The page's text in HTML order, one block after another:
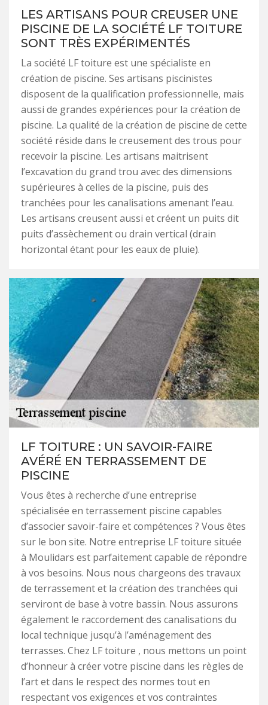
LES ARTISANS POUR CREUSER UNE
PISCINE DE LA SOCIÉTÉ LF TOITURE
SONT TRÈS EXPÉRIMENTÉS
La société LF toiture est une spécialiste en
création de piscine. Ses artisans piscinistes
disposent de la qualification professionnelle, mais
aussi de grandes expériences pour la création de
piscine. La qualité de la création de piscine de cette
société réside dans le creusement des trous pour
recevoir la piscine. Les artisans maitrisent
l’excavation du grand trou avec des dimensions
supérieures à celles de la piscine, puis des
tranchées pour les canalisations amenant l’eau.
Les artisans creusent aussi et créent un puits dit
puits d’assèchement ou drain vertical (drain
horizontal étant pour les eaux de pluie).
LF TOITURE : UN SAVOIR-FAIRE
AVÉRÉ EN TERRASSEMENT DE
PISCINE
Vous êtes à recherche d’une entreprise
spécialisée en terrassement piscine capables
d’associer savoir-faire et compétences ? Vous êtes
sur le bon site. Notre entreprise LF toiture située
à Moulidars est parfaitement capable de répondre
à vos besoins. Nous nous chargeons des travaux
de terrassement et la création des tranchées qui
serviront de base à votre bassin. Nous assurons
également le raccordement des canalisations du
local technique jusqu’à l’aménagement des
terrasses. Chez LF toiture , nous mettons un point
d’honneur à créer votre piscine dans les règles de
l’art et dans le respect des normes tout en
respectant vos exigences et vos contraintes